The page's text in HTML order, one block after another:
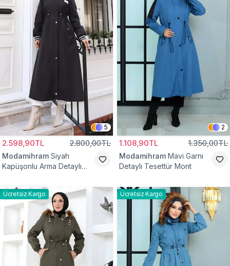
5
2.598,90TL 2.800,00TL
Modamihram Siyah
Kapüşonlu Arma Detaylı
2
1.108,90TL 1.350,00TL
Modamihram Mavi Garni
Detaylı Tesettür Mont
Ücretsiz Kargo Ücretsiz Kargo